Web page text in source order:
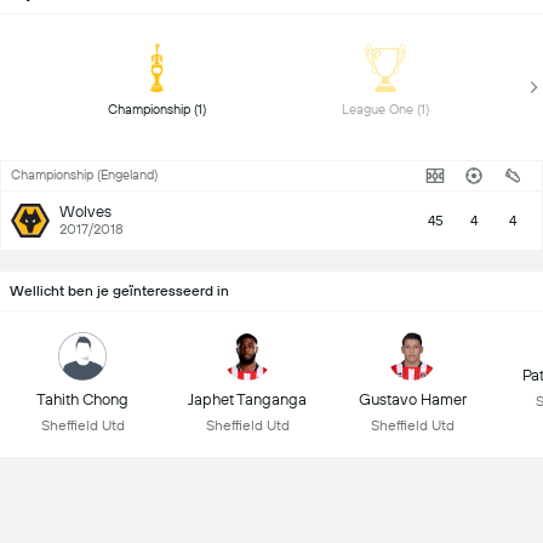
Championship (Engeland)
Wolves
2017/2018 45 4 4
Wellicht ben je geïnteresseerd in
Tahith Chong
Sheffield Utd
Japhet Tanganga
Sheffield Utd
Gustavo Hamer
Sheffield Utd